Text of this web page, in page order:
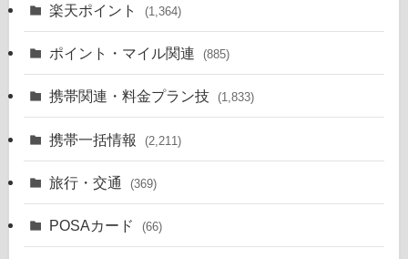
楽天ポイント (1,364)
ポイント・マイル関連 (885)
携帯関連・料金プラン技 (1,833)
携帯一括情報 (2,211)
旅行・交通 (369)
POSAカード (66)